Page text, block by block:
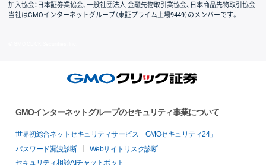
加入協会：日本証券業協会、一般社団法人 金融先物取引業協会、日本商品先物取引協会
当社はGMOインターネットグループ（東証プライム上場9449）のメンバーです。
GMOインターネットグループのセキュリティ事業について
世界初総合ネットセキュリティサービス「GMOセキュリティ24」
パスワード漏洩診断
Webサイトリスク診断
セキュリティ相談AIチャットボット